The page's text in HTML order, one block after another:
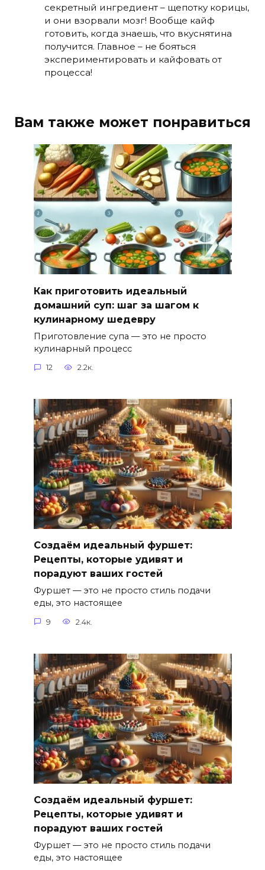
секретный ингредиент – щепотку корицы,
и они взорвали мозг! Вообще кайф
готовить, когда знаешь, что вкуснятина
получится. Главное – не бояться
экспериментировать и кайфовать от
процесса!
Вам также может понравиться
Как приготовить идеальный
домашний суп: шаг за шагом к
кулинарному шедевру
Приготовление супа — это не просто
кулинарный процесс
12 2.2к.
Создаём идеальный фуршет:
Рецепты, которые удивят и
порадуют ваших гостей
Фуршет — это не просто стиль подачи
еды, это настоящее
9 2.4к.
Создаём идеальный фуршет:
Рецепты, которые удивят и
порадуют ваших гостей
Фуршет — это не просто стиль подачи
еды, это настоящее